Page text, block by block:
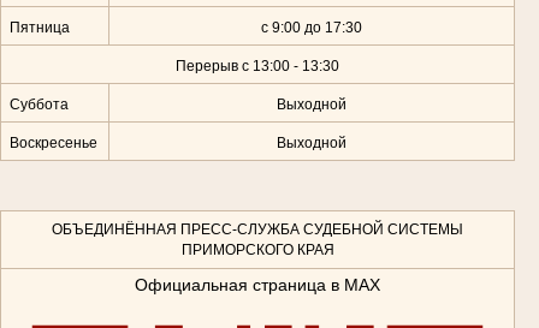
Пятница с 9:00 до 17:30
Перерыв с 13:00 - 13:30
Суббота Выходной
Воскресенье Выходной
ОБЪЕДИНЁННАЯ ПРЕСС-СЛУЖБА СУДЕБНОЙ СИСТЕМЫ
ПРИМОРСКОГО КРАЯ
Официальная страница в MAX